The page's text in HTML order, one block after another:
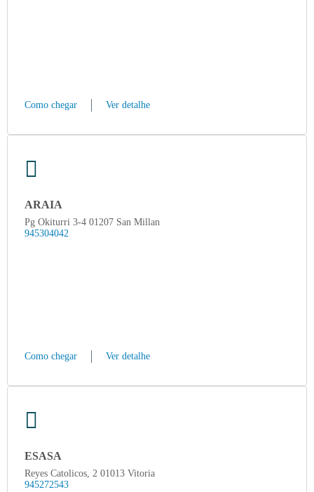
Como chegar Ver detalhe
ARAIA
Pg Okiturri 3-4 01207 San Millan
945304042
Como chegar Ver detalhe
ESASA
Reyes Catolicos, 2 01013 Vitoria
945272543